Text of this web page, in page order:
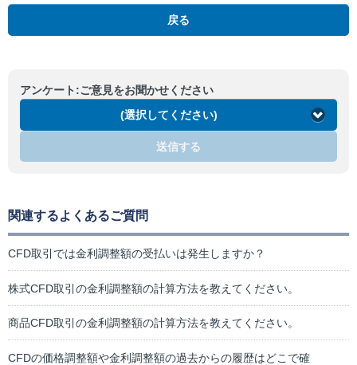
戻る
アンケート:ご意見をお聞かせください
(選択してください)
送信する
関連するよくあるご質問
CFD取引では金利調整額の受払いは発生しますか？
株式CFD取引の金利調整額の計算方法を教えてください。
商品CFD取引の金利調整額の計算方法を教えてください。
CFDの価格調整額や金利調整額の過去からの履歴はどこで確